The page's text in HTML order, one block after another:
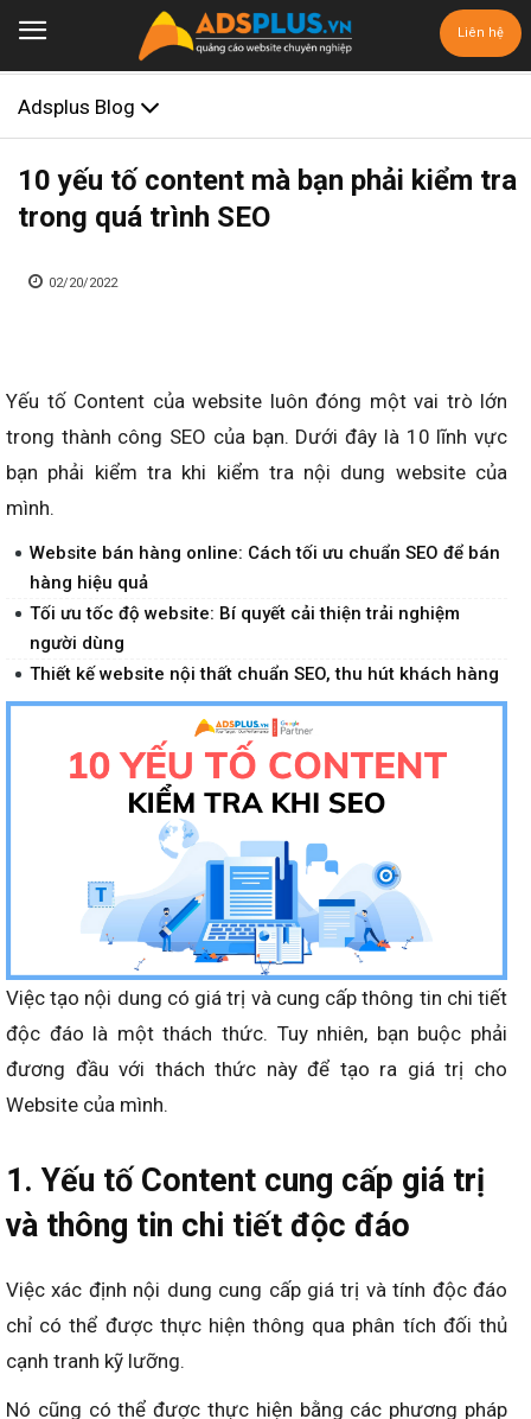
Liên hệ
Adsplus Blog
10 yếu tố content mà bạn phải kiểm tra
trong quá trình SEO
02/20/2022
Yếu tố Content của website luôn đóng một vai trò lớn
trong thành công SEO của bạn. Dưới đây là 10 lĩnh vực
bạn phải kiểm tra khi kiểm tra nội dung website của
mình.
Website bán hàng online: Cách tối ưu chuẩn SEO để bán
hàng hiệu quả
Tối ưu tốc độ website: Bí quyết cải thiện trải nghiệm
người dùng
Thiết kế website nội thất chuẩn SEO, thu hút khách hàng
Việc tạo nội dung có giá trị và cung cấp thông tin chi tiết
độc đáo là một thách thức. Tuy nhiên, bạn buộc phải
đương đầu với thách thức này để tạo ra giá trị cho
Website của mình.
1. Yếu tố Content cung cấp giá trị
và thông tin chi tiết độc đáo
Việc xác định nội dung cung cấp giá trị và tính độc đáo
chỉ có thể được thực hiện thông qua phân tích đối thủ
cạnh tranh kỹ lưỡng.
Nó cũng có thể được thực hiện bằng các phương pháp